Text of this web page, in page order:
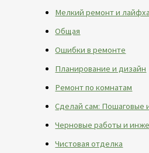
Мелкий ремонт и
Общая
Ошибки в ремонте
Планирование и дизайн
Ремонт по комнатам
Сделай сам: Пошаговые
Черновые работы и
Чистовая отделка